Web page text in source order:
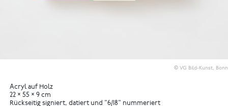
© VG Bild-Kunst, Bonn
Acryl auf Holz
22 × 55 × 9 cm
Rückseitig signiert, datiert und "6/18" nummeriert